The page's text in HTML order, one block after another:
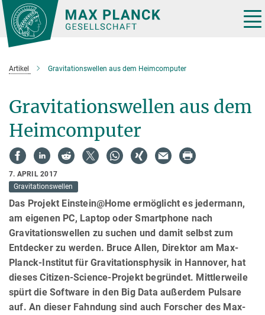
Hauptinhalt
Artikel Gravitationswellen aus dem Heimcomputer
Gravitationswellen aus dem
Heimcomputer
7. APRIL 2017
Gravitationswellen
Das Projekt Einstein@Home ermöglicht es jedermann,
am eigenen PC, Laptop oder Smartphone nach
Gravitationswellen zu suchen und damit selbst zum
Entdecker zu werden. Bruce Allen, Direktor am Max-
Planck-Institut für Gravitationsphysik in Hannover, hat
dieses Citizen-Science-Projekt begründet. Mittlerweile
spürt die Software in den Big Data außerdem Pulsare
auf. An dieser Fahndung sind auch Forscher des Max-